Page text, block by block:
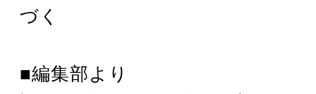
づく
■編集部より